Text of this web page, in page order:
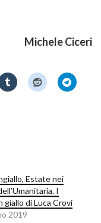
Michele Ciceri
Estate nei
I
giallo di Luca Crovi
2019